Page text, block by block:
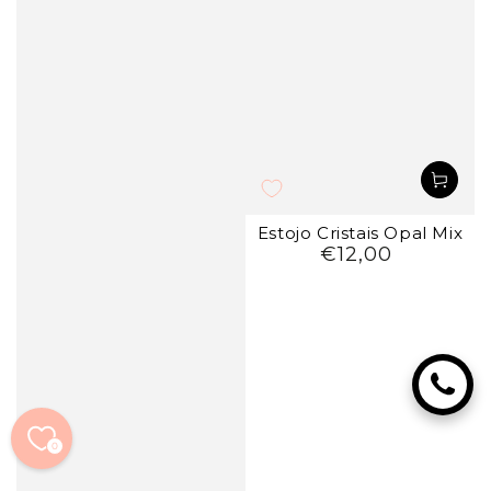
Estojo Cristais Opal Mix
Preço
€12,00
0